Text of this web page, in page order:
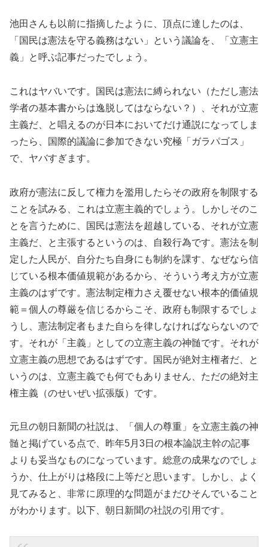
池田さんも以前に指摘したように、頂点に達したのは、
「国民は憲法を守る義務はない」という議論を、「立憲主
義」と呼ぶ記事だったでしょう。
これはヤバいです。国民は憲法に縛られない（ただし憲法
学者の基本書からは逸脱してはならない？）、それが立憲
主義だ、と唱えるのが日本においてだけ通説になってしま
ったら、国際的議論に参加できない究極「ガラパゴス」
で、ヤバすぎます。
政府が憲法に反して権力を濫用したらその政府を制限する
ことを試みる、これは立憲主義的でしょう。しかしそのこ
とを言うために、国民は憲法を超越している、それが立憲
主義だ、と主張するというのは、自殺行為です。憲法を制
定した人民が、自分たち自身にも制約を課す、なぜなら信
じている根本価値規範があるから、そういう考え方が立憲
主義のはずです。憲法制定権力さえ覆せない根本的価値規
範＝個人の尊厳を信じるからこそ、政府も制限するでしょ
うし、憲法制定者もまた自らを律しなければならないので
す。それが「主義」としての立憲主義の神髄です。それが
立憲主義の思想であるはずです。国民が絶対主権者だ、と
いうのは、立憲主義でも何でもありません、ただの絶対主
権主義（のせいぜい拡張版）です。
元旦の朝日新聞の社説は、「個人の尊重」を立憲主義の神
髄と掲げている点で、昨年5月3日の根本論説主幹の記事
よりも妥当なものになっています。総意の成果なのでしょ
うか、仕上がりは格段に上等だと思います。しかし、よく
見てみると、非常に原理的な問題がまだひそんでいること
がわかります。以下、朝日新聞の社説の引用です。